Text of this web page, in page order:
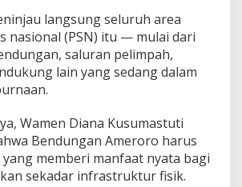
n
g
a
n
A
m
r
o
r
o
D
langsung seluruh area
nasional (PSN) itu — mulai dari
saluran pelimpah,
lain yang sedang dalam
Wamen Diana Kusumastuti
Bendungan Ameroro harus
memberi manfaat nyata bagi
sekadar infrastruktur fisik.